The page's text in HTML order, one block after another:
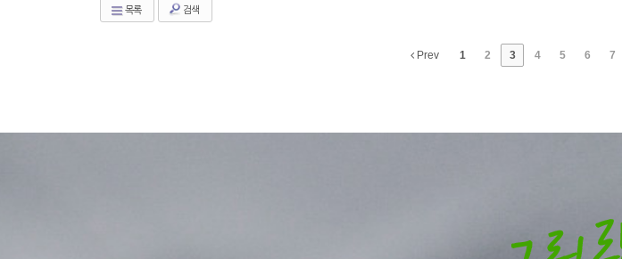
목록 검색
Prev 1 2 3 4 5 6 7